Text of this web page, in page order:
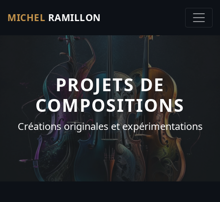
MICHEL RAMILLON
PROJETS DE
COMPOSITIONS
Créations originales et expérimentations